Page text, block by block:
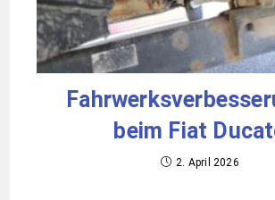
beim Fiat
2. April 2026